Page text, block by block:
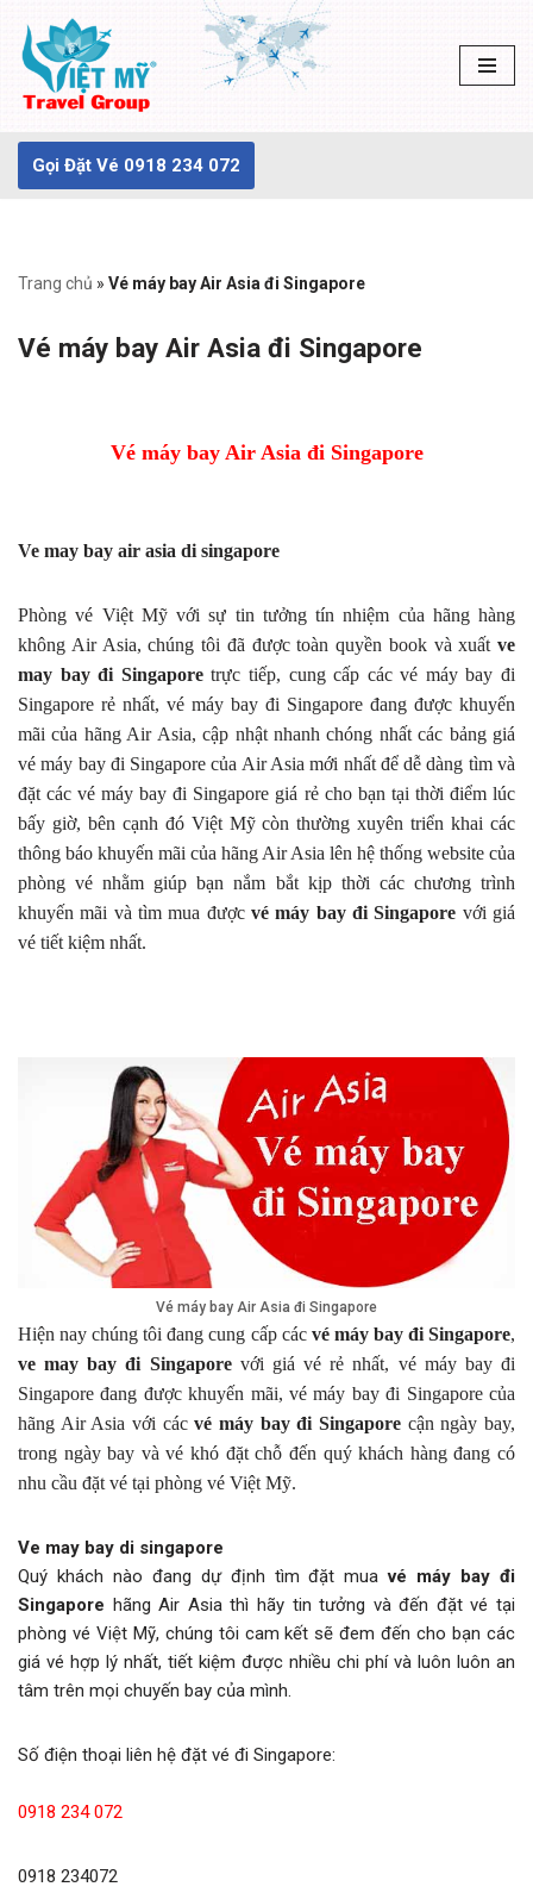
Chuyển
tới
dung
Gọi Đặt Vé 0918 234 072
Trang chủ » Vé máy bay Air Asia đi Singapore
Vé máy bay Air Asia đi Singapore
Vé máy bay Air Asia đi Singapore
Ve may bay air asia di singapore
Phòng vé Việt Mỹ với sự tin tưởng tín nhiệm của hãng hàng
không Air Asia, chúng tôi đã được toàn quyền book và xuất ve
may bay đi Singaporetrực tiếp, cung cấp các vé máy bay đi
Singapore rẻ nhất, vé máy bay đi Singapore đang được khuyến
mãi của hãng Air Asia, cập nhật nhanh chóng nhất các bảng giá
vé máy bay đi Singapore của Air Asia mới nhất để dễ dàng tìm và
đặt các vé máy bay đi Singapore giá rẻ cho bạn tại thời điểm lúc
bấy giờ, bên cạnh đó Việt Mỹ còn thường xuyên triển khai các
thông báo khuyến mãi của hãng Air Asia lên hệ thống website của
phòng vé nhằm giúp bạn nắm bắt kịp thời các chương trình
khuyến mãi và tìm mua được vé máy bay đi Singapore với giá
vé tiết kiệm nhất.
Vé máy bay Air Asia đi Singapore
Hiện nay chúng tôi đang cung cấp các vé máy bay đi Singapore,
ve may bay đi Singaporevới giá vé rẻ nhất, vé máy bay đi
Singapore đang được khuyến mãi, vé máy bay đi Singapore của
hãng Air Asia với cácvé máy bay đi Singapore cận ngày bay,
trong ngày bay và vé khó đặt chỗ đến quý khách hàng đang có
nhu cầu đặt vé tại phòng vé Việt Mỹ.
Ve may bay di singapore
Quý khách nào đang dự định tìm đặt muavé máy bay đi
Singapore hãng Air Asia thì hãy tin tưởng và đến đặt vé tại
phòng vé Việt Mỹ, chúng tôi cam kết sẽ đem đến cho bạn các
giá vé hợp lý nhất, tiết kiệm được nhiều chi phí và luôn luôn an
tâm trên mọi chuyến bay của mình.
Số điện thoại liên hệ đặt vé đi Singapore:
0918 234 072
0918 234072